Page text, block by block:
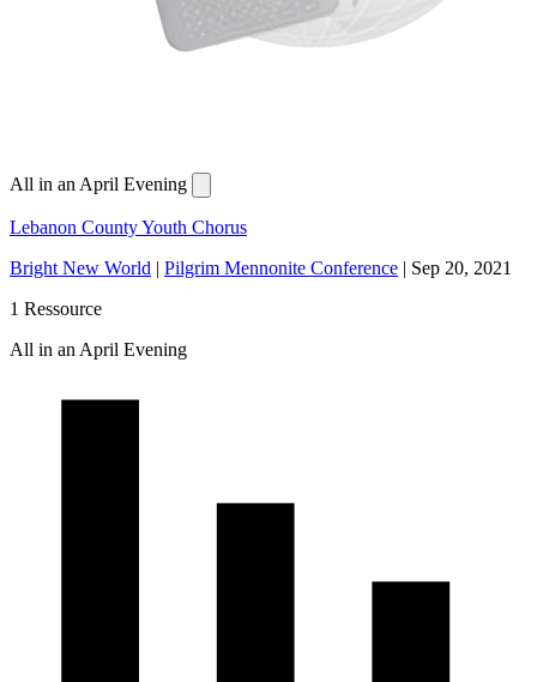
All in an April Evening
Lebanon County Youth Chorus
Bright New World | Pilgrim Mennonite Conference | Sep 20, 2021
1 Ressource
All in an April Evening